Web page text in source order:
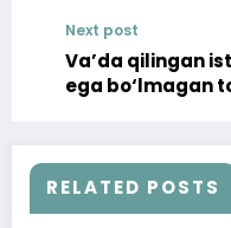
Next post
Va’da qilingan
ega bo‘lmagan
RELATED POSTS